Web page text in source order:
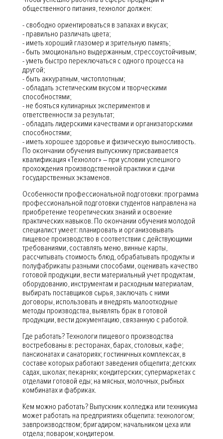
общественного питания, технолог должен:
- свободно ориентироваться в запахах и вкусах;
- правильно различать цвета;
- иметь хороший глазомер и зрительную память;
- быть эмоционально выдержанным, стрессоустойчивым;
- уметь быстро переключаться с одного процесса на
другой;
- быть аккуратным, чистоплотным;
- обладать эстетическим вкусом и творческими
способностями;
- не бояться кулинарных экспериментов и
ответственности за результат;
- обладать лидерскими качествами и организаторскими
способностями;
- иметь хорошее здоровье и физическую выносливость.
По окончании обучения выпускнику присваивается
квалификация «Технолог» – при условии успешного
прохождения производственной практики и сдачи
государственных экзаменов.
Особенности профессиональной подготовки: программа
профессиональной подготовки студентов направлена на
приобретение теоретических знаний и освоение
практических навыков. По окончании обучения молодой
специалист умеет: планировать и организовывать
пищевое производство в соответствии с действующими
требованиями, составлять меню, винные карты,
рассчитывать стоимость блюд, обрабатывать продукты и
полуфабрикаты разными способами, оценивать качество
готовой продукции, вести материальный учет продуктам,
оборудованию, инструментам и расходным материалам,
выбирать поставщиков сырья, заключать с ними
договоры, использовать и внедрять малоотходные
методы производства, выявлять брак в готовой
продукции, вести документацию, связанную с работой.
Где работать? Технологи пищевого производства
востребованы в: ресторанах, барах, столовых, кафе;
пансионатах и санаториях; гостиничных комплексах, в
составе которых работают заведения общепита; детских
садах, школах; пекарнях; кондитерских; супермаркетах с
отделами готовой еды; на мясных, молочных, рыбных
комбинатах и фабриках.
Кем можно работать? Выпускник колледжа или техникума
может работать на предприятиях общепита: технологом;
завпроизводством; бригадиром; начальником цеха или
отдела; поваром; кондитером.